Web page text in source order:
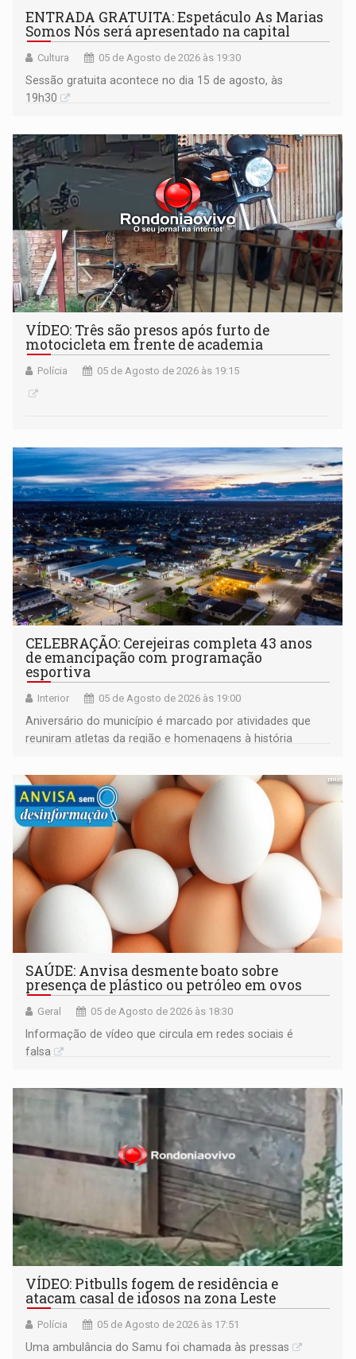
ENTRADA GRATUITA: Espetáculo As Marias
Somos Nós será apresentado na capital
Cultura 05 de Agosto de 2026 às 19:30
Sessão gratuita acontece no dia 15 de agosto, às
19h30
VÍDEO: Três são presos após furto de
motocicleta em frente de academia
Polícia 05 de Agosto de 2026 às 19:15
CELEBRAÇÃO: Cerejeiras completa 43 anos
de emancipação com programação
esportiva
Interior 05 de Agosto de 2026 às 19:00
Aniversário do município é marcado por atividades que
reuniram atletas da região e homenagens à história
SAÚDE: Anvisa desmente boato sobre
presença de plástico ou petróleo em ovos
Geral 05 de Agosto de 2026 às 18:30
Informação de vídeo que circula em redes sociais é
falsa
VÍDEO: Pitbulls fogem de residência e
atacam casal de idosos na zona Leste
Polícia 05 de Agosto de 2026 às 17:51
Uma ambulância do Samu foi chamada às pressas